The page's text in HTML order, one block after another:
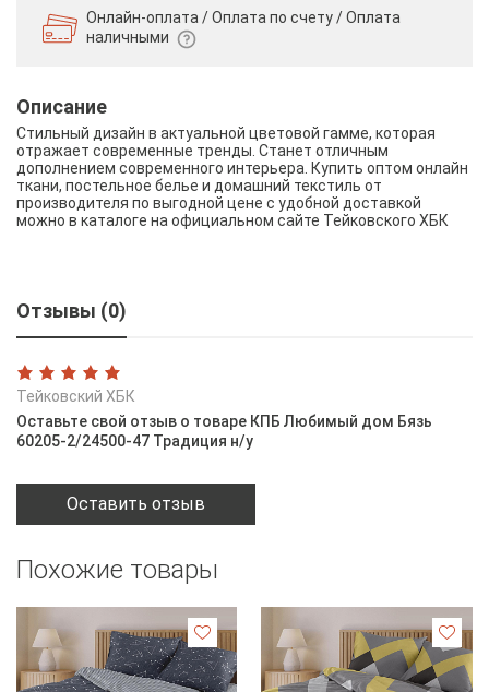
Онлайн-оплата / Оплата по счету /Оплата
наличными
Описание
Стильный дизайн в актуальной цветовой гамме, которая
отражает современные тренды. Станет отличным
дополнением современного интерьера. Купить оптом онлайн
ткани, постельное белье и домашний текстиль от
производителя по выгодной цене с удобной доставкой
можно в каталоге на официальном сайте Тейковского ХБК
Отзывы (0)
Тейковский ХБК
Оставьте свой отзыв о товаре КПБ Любимый дом Бязь
60205-2/24500-47 Традиция н/у
Оставить отзыв
Похожие товары